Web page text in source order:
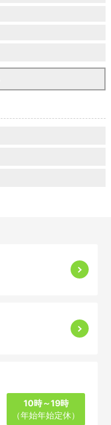
10時～19時
（年始年始定休）